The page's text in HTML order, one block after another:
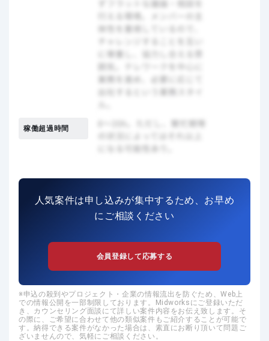
稼働超過時間
人気案件は申し込みが集中するため、お早め
にご相談ください
会員登録して応募する
申込の殺到やプロジェクト・企業の情報流出を防ぐため、Web上
での情報公開を一部制限しております。Midworksにご登録いただ
き、カウンセリング面談にて詳しい案件内容をお伝え致します。そ
の際に、ご希望に合わせて他の類似案件もご紹介することが可能で
す。納得できる案件がなかった場合は、素直にお断り頂いて問題ご
ざいませんので、気軽にご相談ください。